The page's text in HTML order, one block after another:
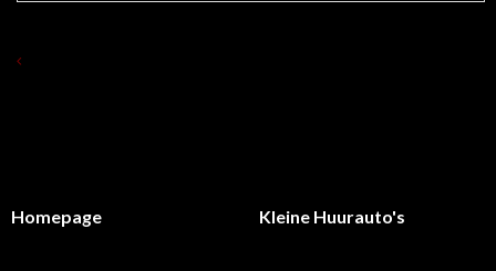
Homepage Kleine Huurauto's